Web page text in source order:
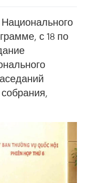
с 18 по